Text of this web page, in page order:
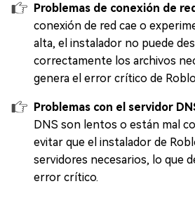
Problemas de conexión de
conexión de red cae o
alta, el instalador no puede
correctamente los archivos
genera el error crítico de
Problemas con el servidor
DNS son lentos o están mal
evitar que el instalador de
servidores necesarios, lo que
error crítico.